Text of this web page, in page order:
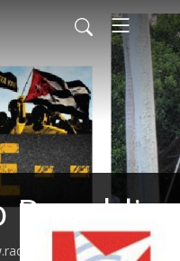
Republica
feed.xml